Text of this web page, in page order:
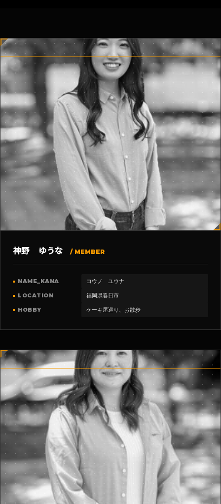
神野 ゆうな / MEMBER
NAME_KANA コウノ ユウナ
LOCATION 福岡県春日市
HOBBY ケーキ屋巡り、お散歩